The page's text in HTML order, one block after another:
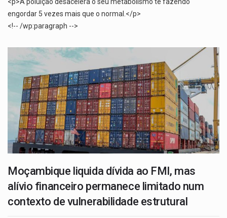
<p>A poluição desacelera o seu metabolismo te fazendo
engordar 5 vezes mais que o normal.</p>
<!-- /wp:paragraph -->
Moçambique liquida dívida ao FMI, mas
alívio financeiro permanece limitado num
contexto de vulnerabilidade estrutural